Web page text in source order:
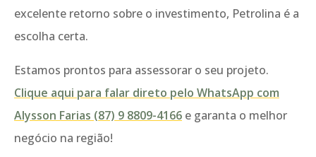
excelente retorno sobre o investimento, Petrolina é a
escolha certa.
Estamos prontos para assessorar o seu projeto.
Clique aqui para falar direto pelo WhatsApp com
Alysson Farias (87) 9 8809-4166 e garanta o melhor
negócio na região!